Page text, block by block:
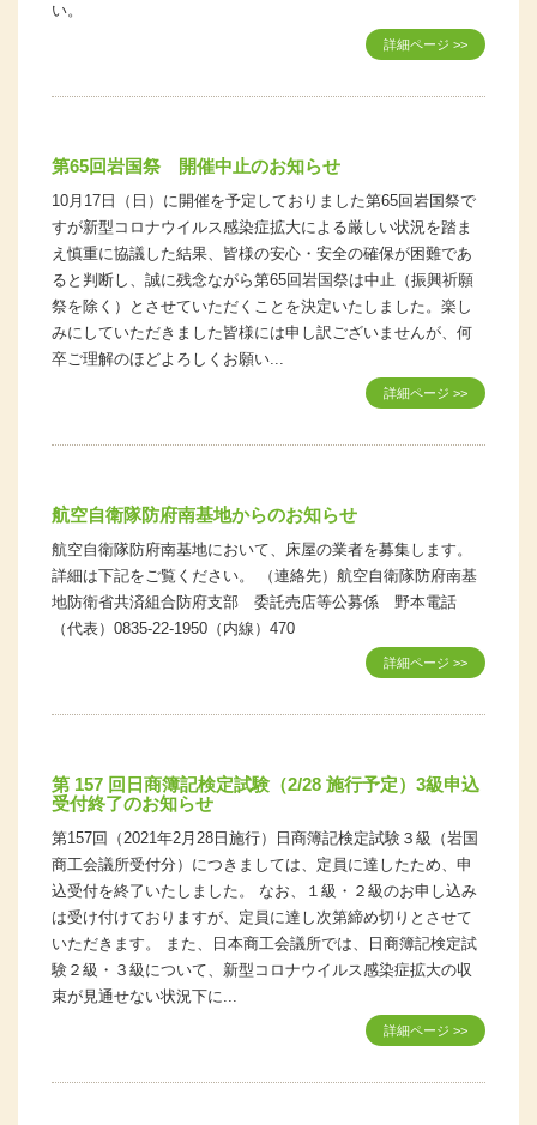
い。
詳細ページ >>
第65回岩国祭 開催中止のお知らせ
10月17日（日）に開催を予定しておりました第65回岩国祭で
すが新型コロナウイルス感染症拡大による厳しい状況を踏ま
え慎重に協議した結果、皆様の安心・安全の確保が困難であ
ると判断し、誠に残念ながら第65回岩国祭は中止（振興祈願
祭を除く）とさせていただくことを決定いたしました。楽し
みにしていただきました皆様には申し訳ございませんが、何
卒ご理解のほどよろしくお願い...
詳細ページ >>
航空自衛隊防府南基地からのお知らせ
航空自衛隊防府南基地において、床屋の業者を募集します。
詳細は下記をご覧ください。 （連絡先）航空自衛隊防府南基
地防衛省共済組合防府支部 委託売店等公募係 野本電話
（代表）0835-22-1950（内線）470
詳細ページ >>
第 157 回日商簿記検定試験（2/28 施行予定）3級申込
受付終了のお知らせ
第157回（2021年2月28日施行）日商簿記検定試験３級（岩国
商工会議所受付分）につきましては、定員に達したため、申
込受付を終了いたしました。 なお、１級・２級のお申し込み
は受け付けておりますが、定員に達し次第締め切りとさせて
いただきます。 また、日本商工会議所では、日商簿記検定試
験２級・３級について、新型コロナウイルス感染症拡大の収
束が見通せない状況下に...
詳細ページ >>